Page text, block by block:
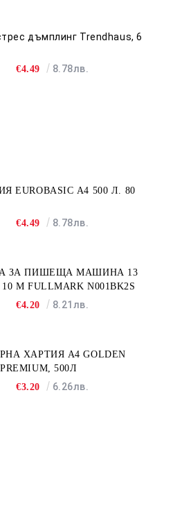
дъмплинг Trendhaus, 6
€4.49 8.78лв.
EUROBASIC А4 500 Л. 80
€4.49
8.78лв.
ЗА ПИШЕЩА МАШИНА 13
M FULLMARK N001BK2S
€4.20
8.21лв.
ХАРТИЯ A4 GOLDEN
500Л
€3.20
6.26лв.